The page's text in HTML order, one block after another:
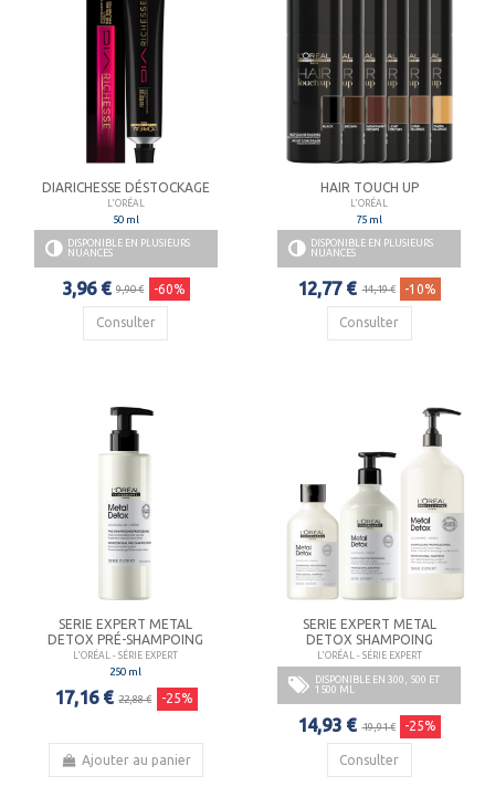
DIARICHESSE DÉSTOCKAGE
L'ORÉAL
50 ml
DISPONIBLE EN PLUSIEURS
NUANCES
3,96 € 9,90 € -60%
Consulter
HAIR TOUCH UP
L'ORÉAL
75 ml
DISPONIBLE EN PLUSIEURS
NUANCES
12,77 € 14,19 € -10%
Consulter
SERIE EXPERT METAL
DETOX PRÉ-SHAMPOING
L'ORÉAL - SÉRIE EXPERT
250 ml
17,16 € 22,88 € -25%
Ajouter au panier
SERIE EXPERT METAL
DETOX SHAMPOING
L'ORÉAL - SÉRIE EXPERT
DISPONIBLE EN 300, 500 ET
1500 ML
14,93 € 19,91 € -25%
Consulter